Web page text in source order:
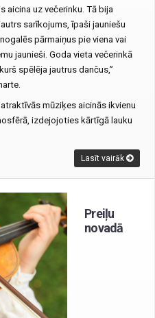
aicina uz večerinku. Tā bija
sarīkojums, īpaši jauniešu
pārmaiņus pie viena vai
jaunieši. Goda vieta večerinkā
spēlēja jautrus dančus,”
mūziķes aicinās ikvienu
izdejojoties kārtīgā lauku
Lasīt vairāk
Preiļu
novadā